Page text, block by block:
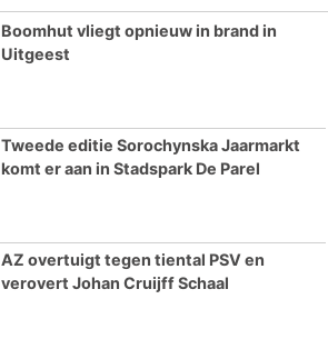
Boomhut vliegt opnieuw in brand in
Uitgeest
Tweede editie Sorochynska Jaarmarkt
komt er aan in Stadspark De Parel
AZ overtuigt tegen tiental PSV en
verovert Johan Cruijff Schaal